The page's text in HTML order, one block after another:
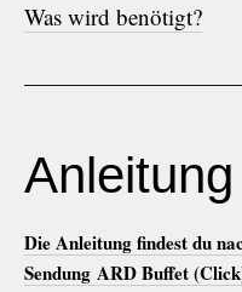
Was wird benötigt?
Anleitung
Die Anleitung findest du
Sendung ARD Buffet